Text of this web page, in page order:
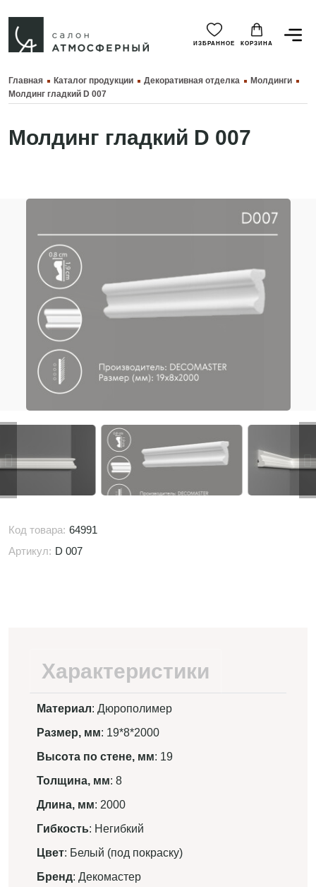
ИЗБРАННОЕ КОРЗИНА
Главная Каталог продукции Декоративная отделка
Молдинги
Молдинг гладкий D 007
Молдинг гладкий D 007
Код товара: 64991
Артикул: D 007
Характеристики
Материал: Дюрополимер
Размер, мм: 19*8*2000
Высота по стене, мм: 19
Толщина, мм: 8
Длина, мм: 2000
Гибкость: Негибкий
Цвет: Белый (под покраску)
Бренд: Декомастер